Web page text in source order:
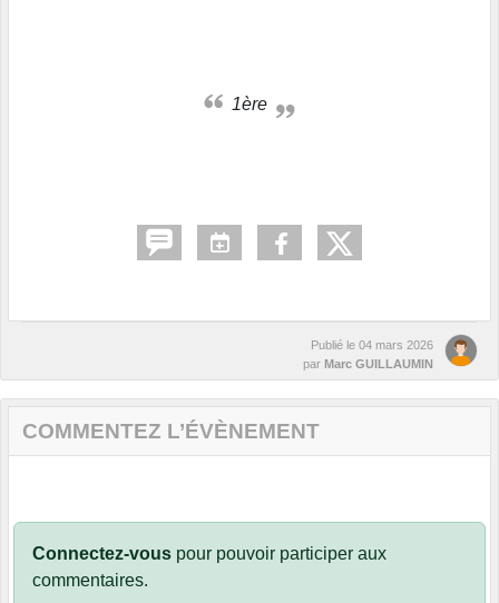
1ère
Publié le 04 mars 2026
par Marc GUILLAUMIN
COMMENTEZ L’ÉVÈNEMENT
Connectez-vous pour pouvoir participer aux
commentaires.